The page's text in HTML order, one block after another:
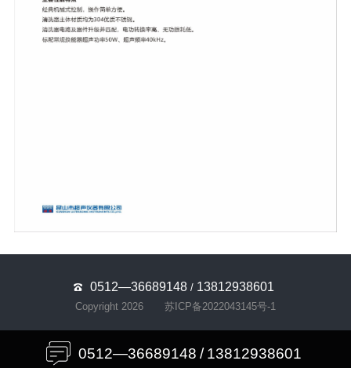
0512—36689148 / 13812938601
Copyright 2026 苏ICP备2022043145号-1
0512—36689148 / 13812938601